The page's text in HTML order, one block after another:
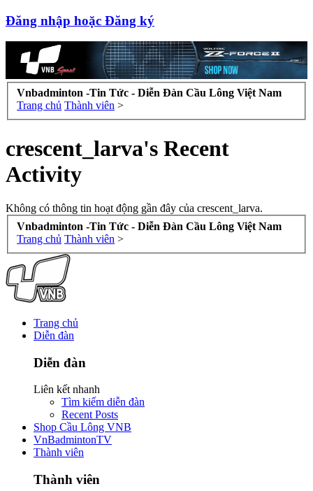
Đăng nhập hoặc Đăng ký
Vnbadminton -Tin Tức - Diễn Đàn Cầu Lông Việt Nam
Trang chủ Thành viên >
crescent_larva's Recent
Activity
Không có thông tin hoạt động gần đây của crescent_larva.
Vnbadminton -Tin Tức - Diễn Đàn Cầu Lông Việt Nam
Trang chủ Thành viên >
Trang chủ
Diễn đàn
Diễn đàn
Liên kết nhanh
Tìm kiếm diễn đàn
Recent Posts
Shop Cầu Lông VNB
VnBadmintonTV
Thành viên
Thành viên